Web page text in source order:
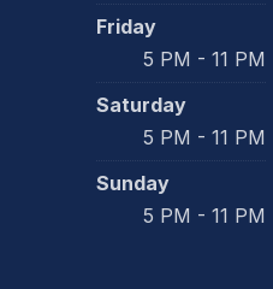
Friday
5 PM - 11 PM
Saturday
5 PM - 11 PM
Sunday
5 PM - 11 PM